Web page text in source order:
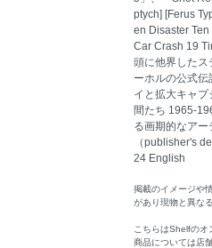
ptych] [Ferus
en Disaster
Car Crash 19
頭に他界したス
ーホルの公式
イと拡大キャ
間たち 1965-
る画期的なア
（publisher's
24 English
掲載のイメージや
があり現物と異な
こちらはShelfのオ
商品については店